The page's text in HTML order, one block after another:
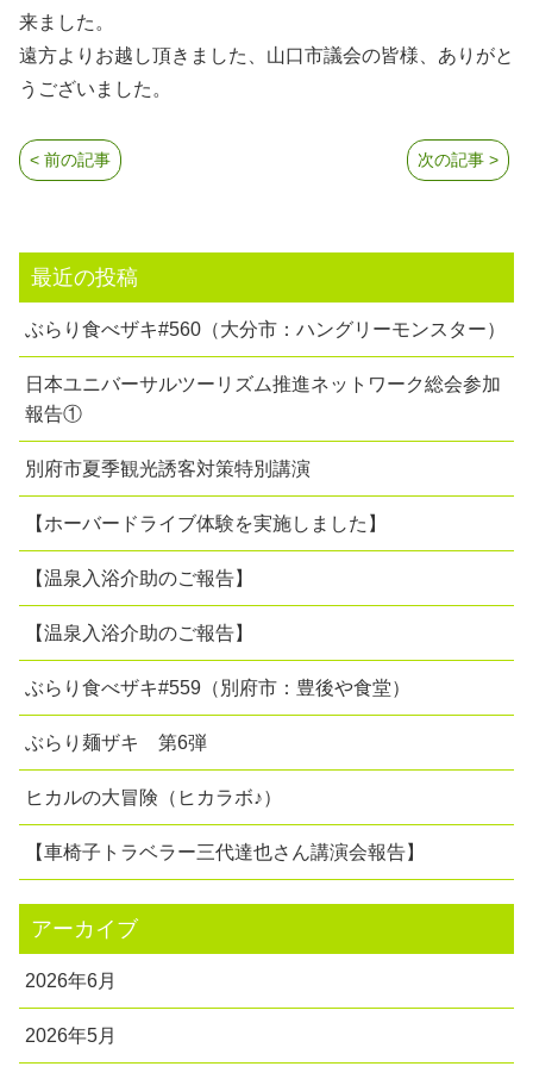
来ました。
遠方よりお越し頂きました、山口市議会の皆様、ありがと
うございました。
次の記事 >
< 前の記事
最近の投稿
ぶらり食べザキ#560（大分市：ハングリーモンスター）
日本ユニバーサルツーリズム推進ネットワーク総会参加
報告①
別府市夏季観光誘客対策特別講演
【ホーバードライブ体験を実施しました】
【温泉入浴介助のご報告】
【温泉入浴介助のご報告】
ぶらり食べザキ#559（別府市：豊後や食堂）
ぶらり麺ザキ 第6弾
ヒカルの大冒険（ヒカラボ♪）
【車椅子トラベラー三代達也さん講演会報告】
アーカイブ
2026年6月
2026年5月